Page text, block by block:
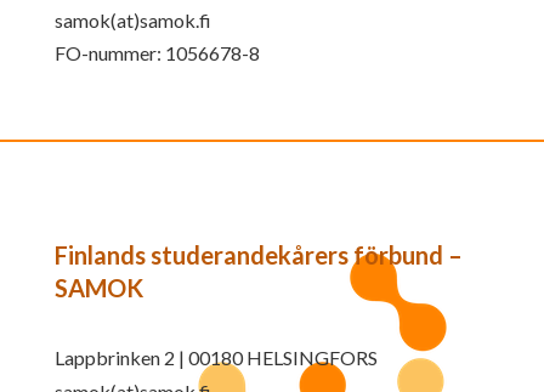
samok(at)samok.fi
FO-nummer: 1056678-8
Finlands studerandekårers förbund –
SAMOK
Lappbrinken 2 | 00180 HELSINGFORS